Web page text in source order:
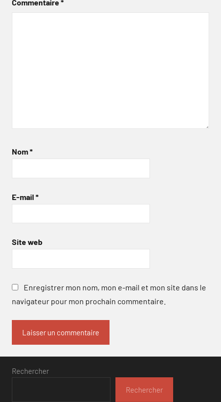
Commentaire*
Nom*
E-mail *
Site web
Enregistrer mon nom, mon e-mail et mon site dans le
navigateur pour mon prochain commentaire.
Rechercher
Rechercher